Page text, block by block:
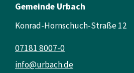
Gemeinde Urbach
Konrad-Hornschuch-Straße 12
info@urbach.de
07181 8007-0